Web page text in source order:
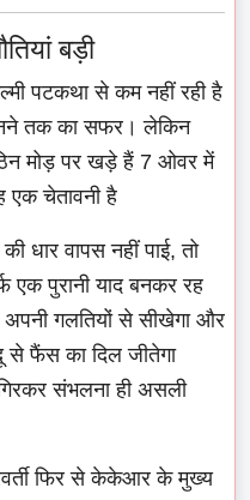
बड़ी
पटकथा से कम नहीं रही है
तक का सफर। लेकिन
मोड़ पर खड़े हैं 7 ओवर में
एक चेतावनी है
धार वापस नहीं पाई, तो
एक पुरानी याद बनकर रह
अपनी गलतियों से सीखेगा और
से फैंस का दिल जीतेगा
संभलना ही असली
फिर से केकेआर के मुख्य